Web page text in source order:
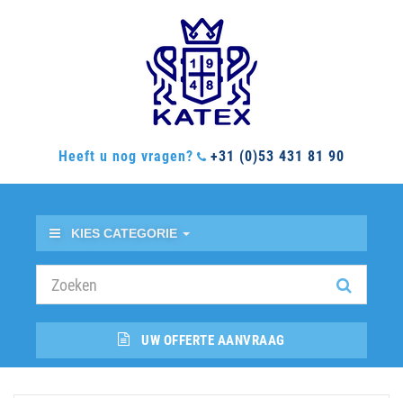
Heeft u nog vragen? +31 (0)53 431 81 90
KIES CATEGORIE
UW OFFERTE AANVRAAG